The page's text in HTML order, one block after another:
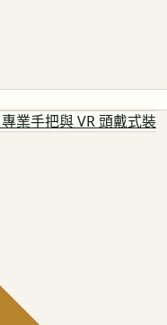
業手把與 VR 頭戴式裝